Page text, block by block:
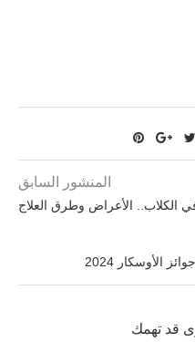
المنشور السابق
الكلاب.. الأعراض وطرق العلاج
2024
قد تهمك